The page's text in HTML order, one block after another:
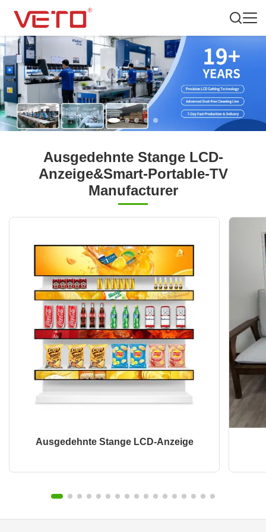
Ausgedehnte Stange LCD-
Anzeige&Smart-Portable-TV
Manufacturer
Ausgedehnte Stange LCD-Anzeige